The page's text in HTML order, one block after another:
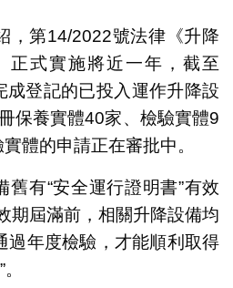
，第14/2022號法律《升降
正式實施將近一年，截至
登記的已投入運作升降設
保養實體40家、檢驗實體9
體的申請正在審批中。
舊有“安全運行證明書”有效
期屆滿前，相關升降設備均
過年度檢驗，才能順利取得